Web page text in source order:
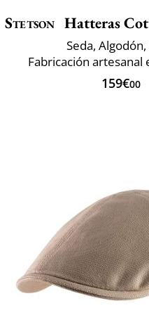
Stetson Hatteras
Seda, Algodón,
Fabricación artesanal
159€00